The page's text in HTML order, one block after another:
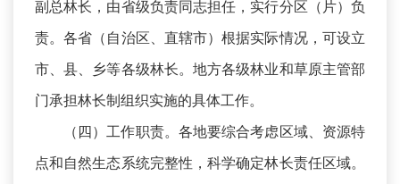
副总林长，由省级负责同志担任，实行分区（片）负
责。各省（自治区、直辖市）根据实际情况，可设立
市、县、乡等各级林长。地方各级林业和草原主管部
门承担林长制组织实施的具体工作。
（四）工作职责。各地要综合考虑区域、资源特
点和自然生态系统完整性，科学确定林长责任区域。